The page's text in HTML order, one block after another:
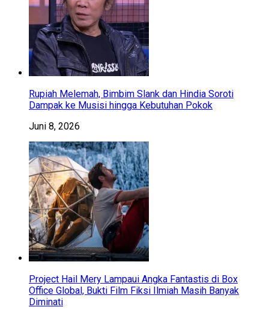
Rupiah Melemah, Bimbim Slank dan Hindia Soroti
Dampak ke Musisi hingga Kebutuhan Pokok
Juni 8, 2026
Project Hail Mery Lampaui Angka Fantastis di Box
Office Global, Bukti Film Fiksi Ilmiah Masih Banyak
Diminati